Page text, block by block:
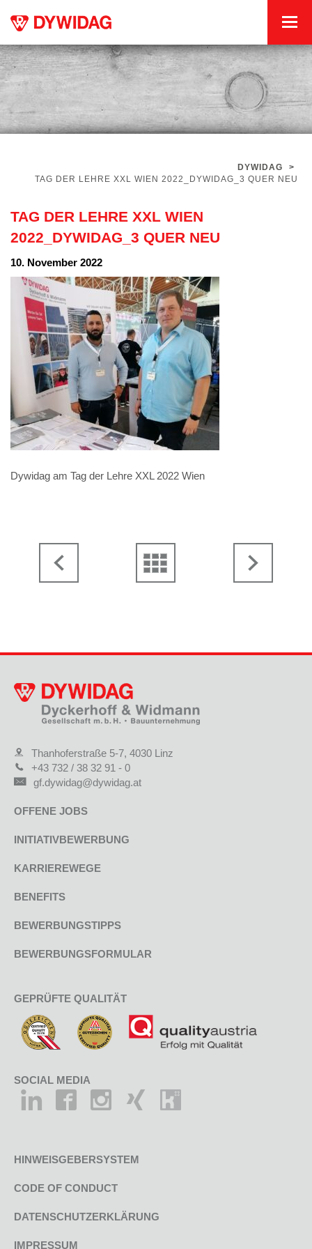
DYWIDAG
>
TAG DER LEHRE XXL WIEN 2022_DYWIDAG_3 QUER NEU
TAG DER LEHRE XXL WIEN
2022_DYWIDAG_3 QUER NEU
10. November 2022
Dywidag am Tag der Lehre XXL 2022 Wien
Thanhoferstraße 5-7, 4030 Linz
+43 732 / 38 32 91 - 0
gf.dywidag@dywidag.at
OFFENE JOBS
INITIATIVBEWERBUNG
KARRIEREWEGE
BENEFITS
BEWERBUNGSTIPPS
BEWERBUNGSFORMULAR
GEPRÜFTE QUALITÄT
SOCIAL MEDIA
HINWEISGEBERSYSTEM
CODE OF CONDUCT
DATENSCHUTZERKLÄRUNG
IMPRESSUM